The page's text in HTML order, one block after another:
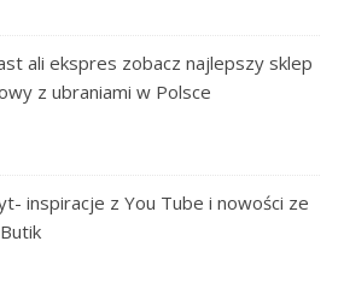
ali ekspres zobacz najlepszy sklep
z ubraniami w Polsce
inspiracje z You Tube i nowości ze